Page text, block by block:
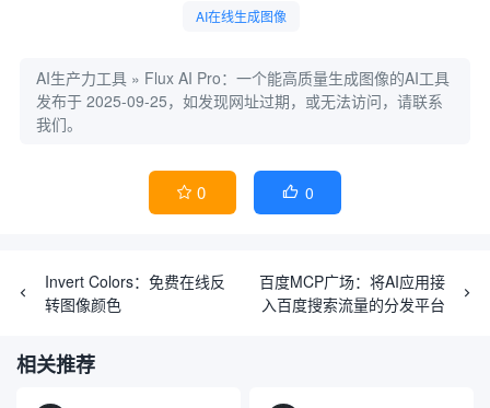
AI在线生成图像
AI生产力工具 » Flux AI Pro：一个能高质量生成图像的AI工具
发布于 2025-09-25，如发现网址过期，或无法访问，请联系
我们。
 0  0
Invert Colors：免费在线反
转图像颜色
百度MCP广场：将AI应用接
入百度搜索流量的分发平台
相关推荐